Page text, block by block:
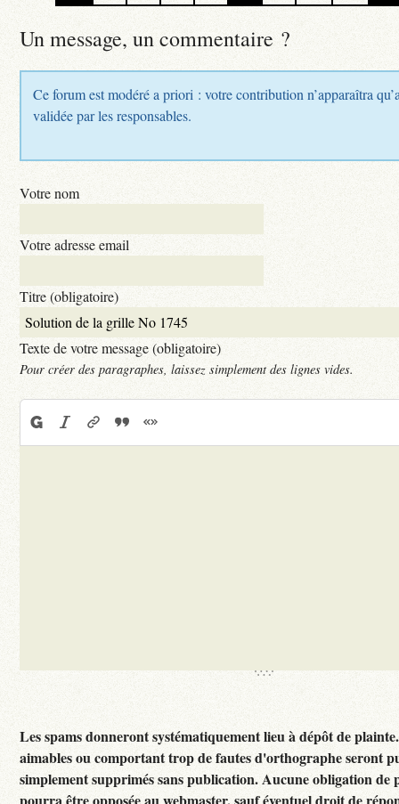
Un message, un commentaire ?
Ce forum est modéré a priori : votre contribution n’apparaîtra
validée par les responsables.
Votre nom
Votre adresse email
Titre (obligatoire)
Texte de votre message (obligatoire)
Pour créer des paragraphes, laissez simplement des lignes vides.
Les spams donneront systématiquement lieu à dépôt de
aimables ou comportant trop de fautes d'orthographe seront
simplement supprimés sans publication. Aucune obligation de